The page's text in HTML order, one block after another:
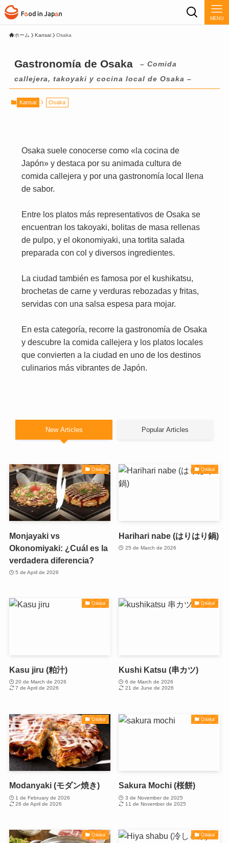
MENU
ホーム Kansai Osaka
Gastronomía de Osaka
– Comida
callejera, takoyaki y cocina local de Osaka –
Kansai Osaka
Osaka suele conocerse como «la cocina de
Japón» y destaca por su animada cultura de
comida callejera y por una gastronomía local llena
de sabor.
Entre los platos más representativos de Osaka se
encuentran los takoyaki, bolitas de masa rellenas
de pulpo, y el okonomiyaki, una tortita salada
preparada con col y diversos ingredientes.
La ciudad también es famosa por el kushikatsu,
brochetas de carne y verduras rebozadas y fritas,
servidas con una salsa espesa para mojar.
En esta categoría, recorre la gastronomía de Osaka
y descubre la comida callejera y los platos locales
que convierten a la ciudad en uno de los destinos
culinarios más vibrantes de Japón.
New Articles Popular Articles
Osaka
Monjayaki vs
Okonomiyaki: ¿Cuál es la
verdadera diferencia?
5 de April de 2026
Osaka
Harihari nabe (はりはり鍋)
25 de March de 2026
Osaka
Kasu jiru (粕汁)
20 de March de 2026
7 de April de 2026
Osaka
Kushi Katsu (串カツ)
6 de March de 2026
21 de June de 2026
Osaka
Modanyaki (モダン焼き)
1 de February de 2026
26 de April de 2026
Osaka
Sakura Mochi (桜餅)
3 de November de 2025
11 de November de 2025
Osaka Osaka